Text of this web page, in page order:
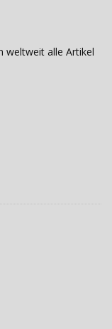
weltweit alle Artikel